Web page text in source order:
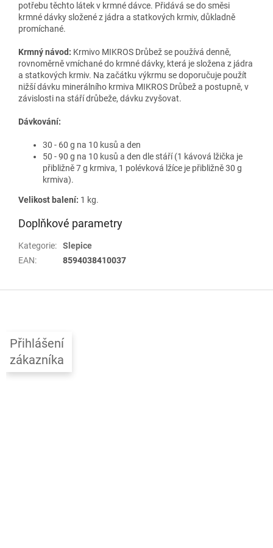
potřebu těchto látek v krmné dávce. Přidává se do směsi
krmné dávky složené z jádra a statkových krmiv, důkladně
promíchané.
Krmný návod: Krmivo MIKROS Drůbež se používá denně,
rovnoměrně vmíchané do krmné dávky, která je složena z jádra
a statkových krmiv. Na začátku výkrmu se doporučuje použít
nižší dávku minerálního krmiva MIKROS Drůbež a postupně, v
závislosti na stáří drůbeže, dávku zvyšovat.
Dávkování:
30 - 60 g na 10 kusů a den
50 - 90 g na 10 kusů a den dle stáří (1 kávová lžička je
přibližně 7 g krmiva, 1 polévková lžíce je přibližně 30 g
krmiva).
Velikost balení: 1 kg.
Doplňkové parametry
Kategorie:
Slepice
EAN: 8594038410037
Přihlášení
zákazníka